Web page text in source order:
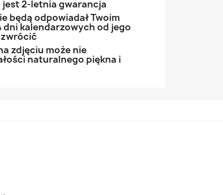
2-letnia gwarancja
będą odpowiadał Twoim
dni kalendarzowych od jego
zdjęciu może nie
naturalnego piękna i